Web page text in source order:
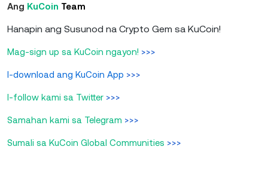
Ang KuCoin Team
Hanapin ang Susunod na Crypto Gem sa KuCoin!
Mag-sign up sa KuCoin ngayon! >>>
I-download ang KuCoin App >>>
I-follow kami sa Twitter >>>
Samahan kami sa Telegram >>>
Sumali sa KuCoin Global Communities >>>